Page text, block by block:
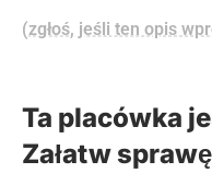
(zgłoś, jeśli ten opis
Ta placówka
Załatw